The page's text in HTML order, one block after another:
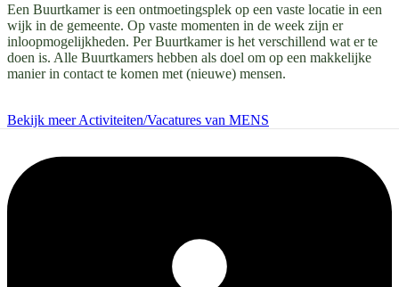
Een Buurtkamer is een ontmoetingsplek op een vaste locatie in een
wijk in de gemeente. Op vaste momenten in de week zijn er
inloopmogelijkheden. Per Buurtkamer is het verschillend wat er te
doen is. Alle Buurtkamers hebben als doel om op een makkelijke
manier in contact te komen met (nieuwe) mensen.
Bekijk meer Activiteiten/Vacatures van MENS